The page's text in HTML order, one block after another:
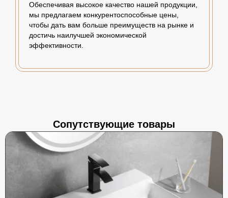
Обеспечивая высокое качество нашей продукции,
мы предлагаем конкурентоспособные цены,
чтобы дать вам больше преимуществ на рынке и
достичь наилучшей экономической
эффективности.
Сопутствующие товары